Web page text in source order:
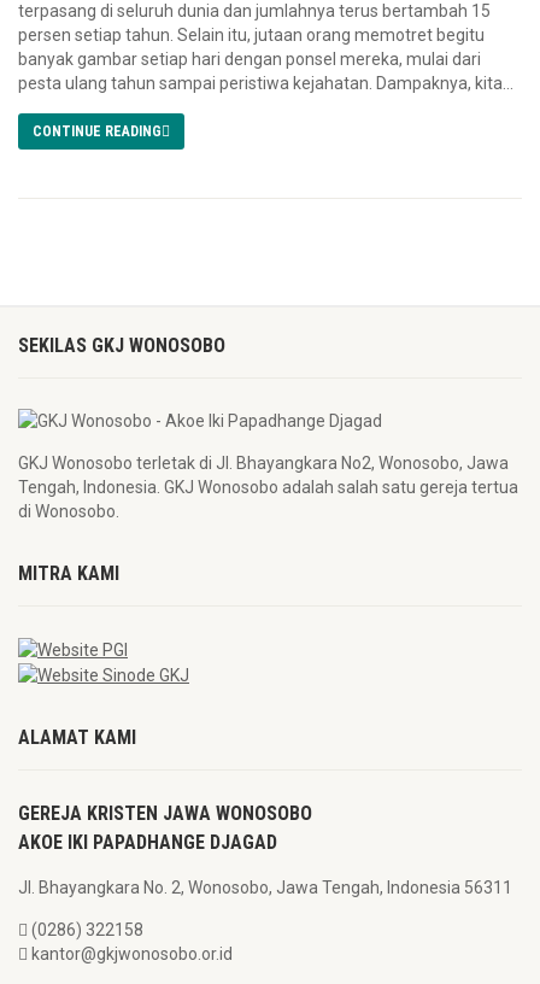
terpasang di seluruh dunia dan jumlahnya terus bertambah 15
persen setiap tahun. Selain itu, jutaan orang memotret begitu
banyak gambar setiap hari dengan ponsel mereka, mulai dari
pesta ulang tahun sampai peristiwa kejahatan. Dampaknya, kita...
CONTINUE READING
SEKILAS GKJ WONOSOBO
GKJ Wonosobo terletak di Jl. Bhayangkara No2, Wonosobo, Jawa
Tengah, Indonesia. GKJ Wonosobo adalah salah satu gereja tertua
di Wonosobo.
MITRA KAMI
ALAMAT KAMI
GEREJA KRISTEN JAWA WONOSOBO
AKOE IKI PAPADHANGE DJAGAD
Jl. Bhayangkara No. 2, Wonosobo, Jawa Tengah, Indonesia 56311
(0286) 322158
kantor@gkjwonosobo.or.id